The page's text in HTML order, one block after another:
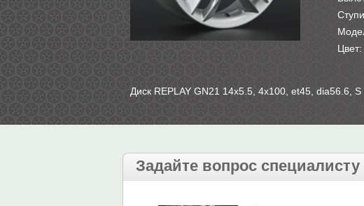
Цвет:
Диск REPLAY GN21 14х5.5, 4х100, et45, dia56.6, S
Задайте вопрос специалисту